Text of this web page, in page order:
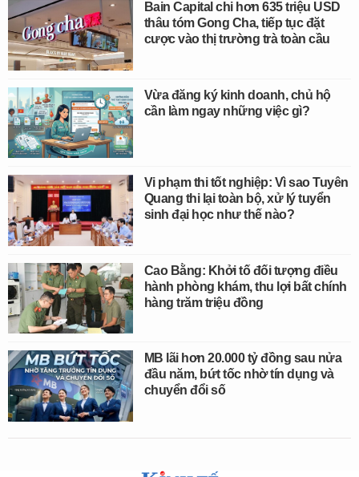
Bain Capital chi hơn 635 triệu USD
thâu tóm Gong Cha, tiếp tục đặt
cược vào thị trường trà toàn cầu
Vừa đăng ký kinh doanh, chủ hộ
cần làm ngay những việc gì?
Vi phạm thi tốt nghiệp: Vì sao Tuyên
Quang thi lại toàn bộ, xử lý tuyển
sinh đại học như thế nào?
Cao Bằng: Khởi tố đối tượng điều
hành phòng khám, thu lợi bất chính
hàng trăm triệu đồng
MB lãi hơn 20.000 tỷ đồng sau nửa
đầu năm, bứt tốc nhờ tín dụng và
chuyển đổi số